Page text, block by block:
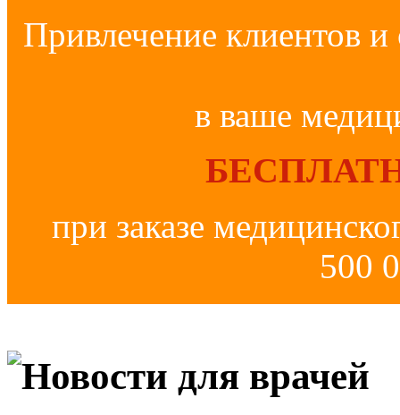
Привлечение клиентов и
в ваше
при заказе
500
Новости для врачей